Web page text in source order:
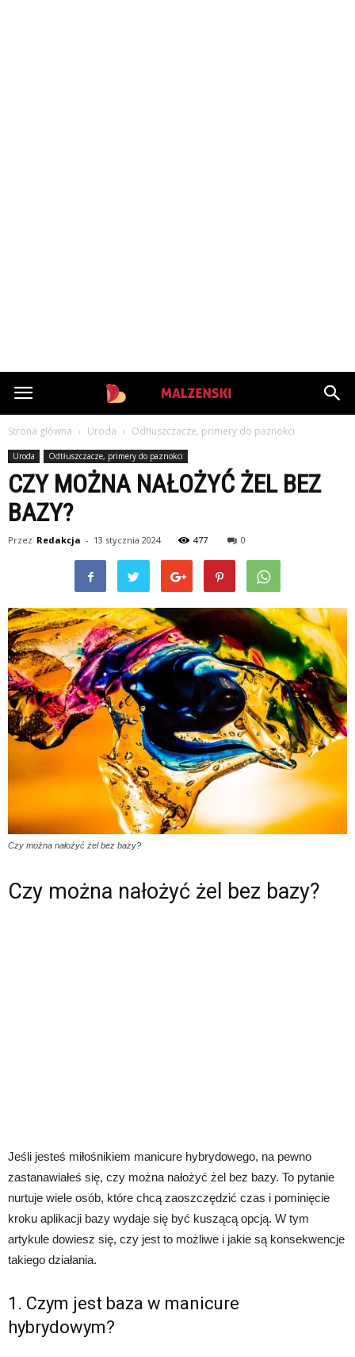
StazMalzenski.pl
Strona główna Uroda Odtłuszczacze, primery do paznokci
Uroda Odtłuszczacze, primery do paznokci
CZY MOŻNA NAŁOŻYĆ ŻEL BEZ
BAZY?
Przez Redakcja - 13 stycznia 2024 477 0
Czy można nałożyć żel bez bazy?
Czy można nałożyć żel bez bazy?
Jeśli jesteś miłośnikiem manicure hybrydowego, na pewno
zastanawiałeś się, czy można nałożyć żel bez bazy. To pytanie
nurtuje wiele osób, które chcą zaoszczędzić czas i pominięcie
kroku aplikacji bazy wydaje się być kuszącą opcją. W tym
artykule dowiesz się, czy jest to możliwe i jakie są konsekwencje
takiego działania.
1. Czym jest baza w manicure
hybrydowym?